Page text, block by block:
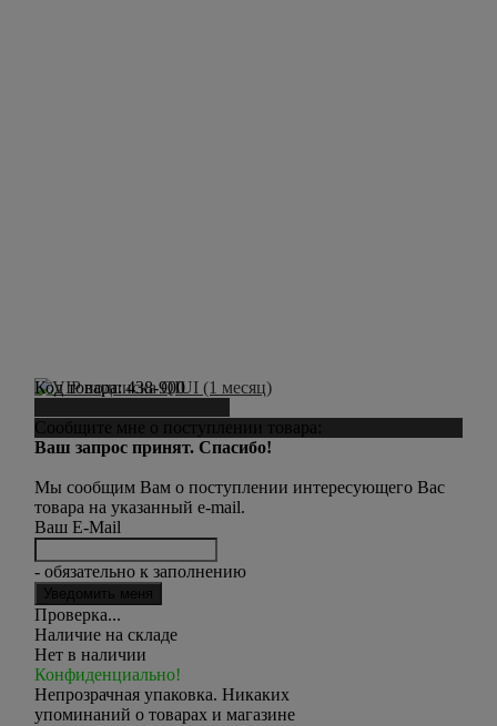
Код товара:438-900
Сообщите мне о поступлении товара:
Ваш запрос принят. Спасибо!
Мы сообщим Вам о поступлении интересующего Вас
товара на указанный e-mail.
Ваш E-Mail
- обязательно к заполнению
Проверка...
Наличие на складе
Нет в наличии
Конфиденциально!
Непрозрачная упаковка. Никаких
упоминаний о товарах и магазине